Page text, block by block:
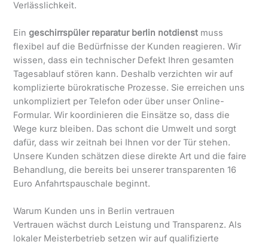
Verlässlichkeit.
Eingeschirrspüler reparatur berlin notdienst muss
flexibel auf die Bedürfnisse der Kunden reagieren. Wir
wissen, dass ein technischer Defekt Ihren gesamten
Tagesablauf stören kann. Deshalb verzichten wir auf
komplizierte bürokratische Prozesse. Sie erreichen uns
unkompliziert per Telefon oder über unser Online-
Formular. Wir koordinieren die Einsätze so, dass die
Wege kurz bleiben. Das schont die Umwelt und sorgt
dafür, dass wir zeitnah bei Ihnen vor der Tür stehen.
Unsere Kunden schätzen diese direkte Art und die faire
Behandlung, die bereits bei unserer transparenten 16
Euro Anfahrtspauschale beginnt.
Warum Kunden uns in Berlin vertrauen
Vertrauen wächst durch Leistung und Transparenz. Als
lokaler Meisterbetrieb setzen wir auf qualifizierte